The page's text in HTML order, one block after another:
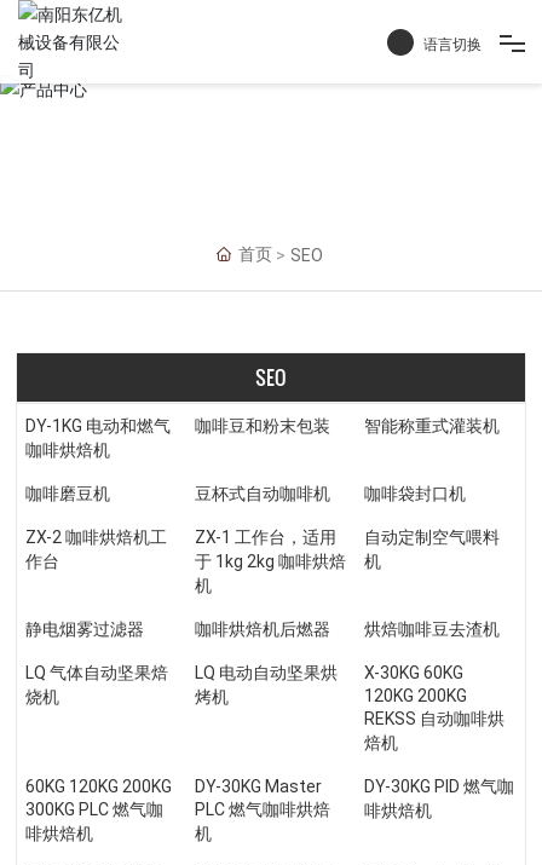
联系我们
语言切换
首页 SEO
SEO
DY-1KG 电动和燃气
咖啡烘焙机
咖啡豆和粉末包装 智能称重式灌装机
咖啡磨豆机 豆杯式自动咖啡机
咖啡袋封口机
ZX-2 咖啡烘焙机工
作台
ZX-1 工作台，适用
于 1kg 2kg 咖啡烘焙
机
自动定制空气喂料
机
静电烟雾过滤器 咖啡烘焙机后燃器
烘焙咖啡豆去渣机
LQ 气体自动坚果焙
烧机
LQ 电动自动坚果烘
烤机
X-30KG 60KG
120KG 200KG
REKSS 自动咖啡烘
焙机
60KG 120KG 200KG
300KG PLC 燃气咖
啡烘焙机
DY-30KG Master
PLC 燃气咖啡烘焙
机
DY-30KG PID 燃气咖
啡烘焙机